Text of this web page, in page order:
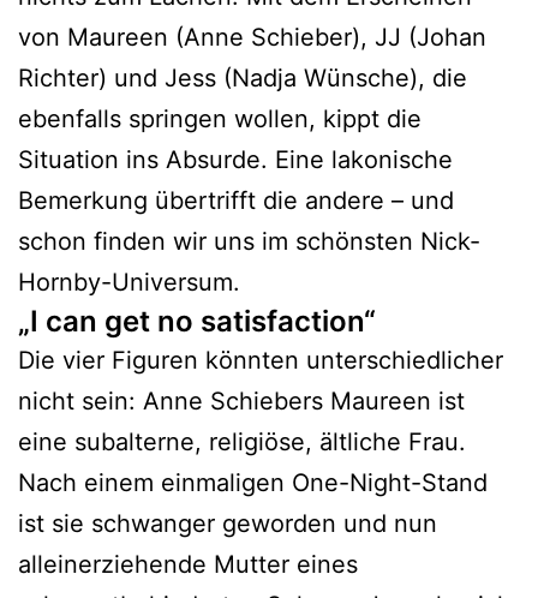
von Maureen (Anne Schieber), JJ (Johan
Richter) und Jess (Nadja Wünsche), die
ebenfalls springen wollen, kippt die
Situation ins Absurde. Eine lakonische
Bemerkung übertrifft die andere – und
schon finden wir uns im schönsten Nick-
Hornby-Universum.
„I can get no satisfaction“
Die vier Figuren könnten unterschiedlicher
nicht sein: Anne Schiebers Maureen ist
eine subalterne, religiöse, ältliche Frau.
Nach einem einmaligen One-Night-Stand
ist sie schwanger geworden und nun
alleinerziehende Mutter eines